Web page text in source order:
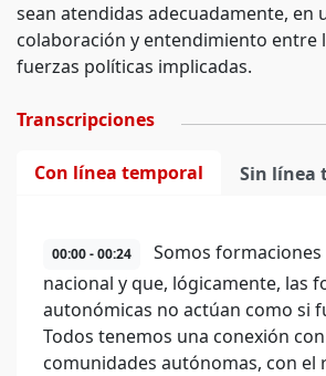
sean atendidas adecuadamente, en
colaboración y entendimiento entre
fuerzas políticas implicadas.
Transcripciones
Con línea temporal Sin línea
00:00 - 00:24
Somos
nacional y que, lógicamente, las
autonómicas no actúan como si
Todos tenemos una conexión
comunidades autónomas, con el